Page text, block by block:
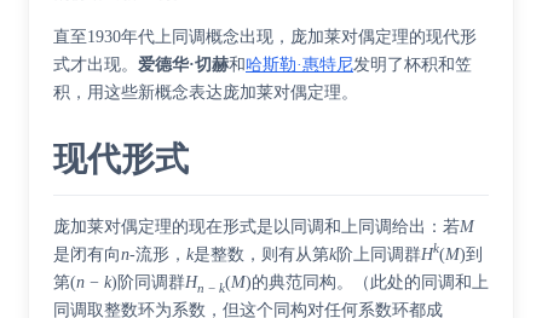
直至1930年代上同调概念出现，庞加莱对偶定理的现代形
式才出现。 爱德华·切赫和 哈斯勒·惠特尼发明了杯积和笠
积 ，用这些新概念表达庞加莱对偶定理。
现代形式
庞加莱对偶定理的现在形式是以同调和上同调给出：若M
是闭有向n-流形， k是整数，则有从第k阶上同调群Hk(M)到
第(n − k)阶同调群Hn − k(M)的典范同构。（此处的同调和上
同调取整数环为系数，但这个同构对任何系数环都成